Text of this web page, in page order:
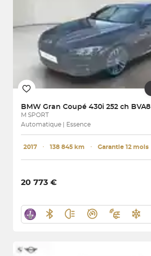
BMW Gran Coupé 430i 252 ch BVA8
M SPORT
Automatique | Essence
2017 ･ 138 845 km ･ Garantie 12 mois
20 773 €